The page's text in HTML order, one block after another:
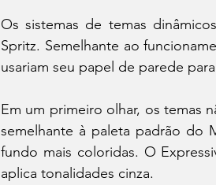
Os sistemas de temas
Spritz. Semelhante ao
usariam seu papel de parede
Em um primeiro olhar, os temas
semelhante à paleta padrão do
fundo mais coloridas. O
aplica tonalidades cinza.